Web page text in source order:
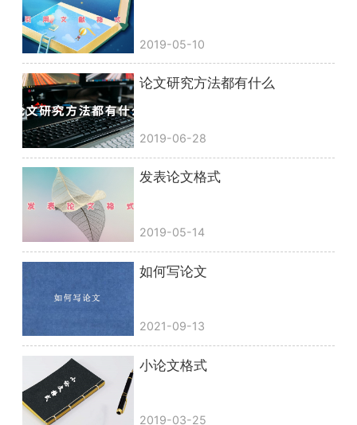
2019-05-10
论文研究方法都有什么
2019-06-28
发表论文格式
2019-05-14
如何写论文
2021-09-13
小论文格式
2019-03-25